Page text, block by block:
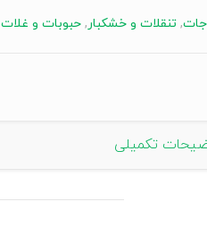
جات, تنقلات و خشکبار, حبوبات و غلات
تکمیلی